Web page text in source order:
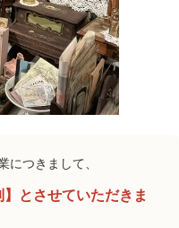
につきまして、
とさせていただきま